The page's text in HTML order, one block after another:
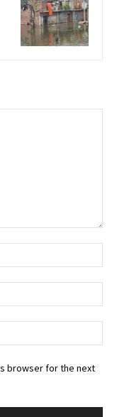
browser for the next